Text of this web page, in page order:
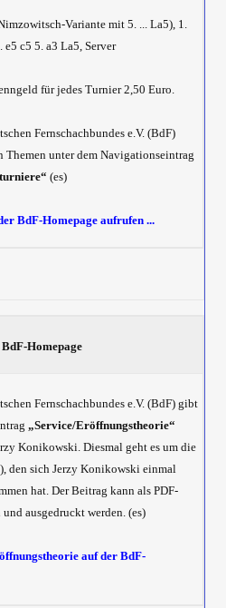
Variante mit 5. ... La5), 1.
e5 c5 5. a3 La5, Server
für jedes Turnier 2,50 Euro.
Fernschachbundes e.V. (BdF)
Themen unter dem Navigationseintrag
(es)
BdF-Homepage aufrufen ...
Homepage
Fernschachbundes e.V. (BdF) gibt
„Service/Eröffnungstheorie“
Konikowski. Diesmal geht es um die
den sich Jerzy Konikowski einmal
hat. Der Beitrag kann als PDF-
ausgedruckt werden. (es)
auf der BdF-